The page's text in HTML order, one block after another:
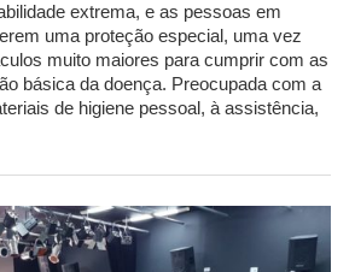
extrema, e as pessoas em
uma proteção especial, uma vez
muito maiores para cumprir com as
básica da doença. Preocupada com a
de higiene pessoal, à assistência,